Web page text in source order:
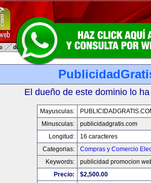
El dueño de este dominio lo
Mayusculas:
Minusculas:
publicidadgratis.com
Longitud:
16 caracteres
Categorias:
Compras y Comercio
Keywords:
publicidad promocion
Precio:
$2,500.00